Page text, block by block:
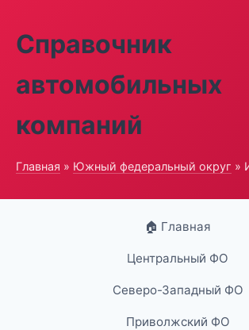
Справочник
автомобильных
компаний
Главная » Южный федеральный округ »
🏠 Главная
Центральный ФО
Северо-Западный ФО
Приволжский ФО